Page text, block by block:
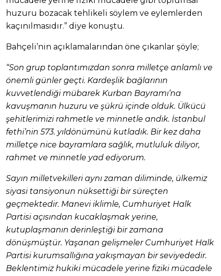
huzuru bozacak tehlikeli söylem ve eylemlerden
kaçınılmasıdır.” diye konuştu.
Bahçeli’nin açıklamalarından öne çıkanlar şöyle;
“Son grup toplantımızdan sonra milletçe anlamlı ve
önemli günler geçti. Kardeşlik bağlarının
kuvvetlendiği mübarek Kurban Bayramı’na
kavuşmanın huzuru ve şükrü içinde olduk. Ülkücü
şehitlerimizi rahmetle ve minnetle andık. İstanbul
fethi’nin 573. yıldönümünü kutladık. Bir kez daha
milletçe nice bayramlara sağlık, mutluluk diliyor,
rahmet ve minnetle yad ediyorum.
Sayın milletvekilleri aynı zaman diliminde, ülkemiz
siyasi tansiyonun nüksettiği bir süreçten
geçmektedir. Manevi iklimle, Cumhuriyet Halk
Partisi açısından kucaklaşmak yerine,
kutuplaşmanın derinleştiği bir zamana
dönüşmüştür. Yaşanan gelişmeler Cumhuriyet Halk
Partisi kurumsallığına yakışmayan bir seviyededir.
Beklentimiz hukiki mücadele yerine fiziki mücadele